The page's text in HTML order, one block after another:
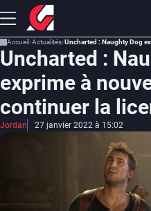
Accueil Actualités Uncharted : Naughty Dog
Uncharted :
exprime à
continuer la
Jordan 27 janvier 2022 à 15:02